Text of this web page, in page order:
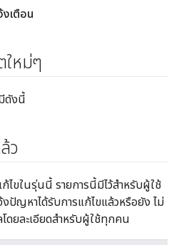
งเตือน
ใหม่ๆ
ดังนี้
ว
ไขในรุ่นนี้ รายการนี้มีไว้สำหรับผู้ใช้
ปัญหาได้รับการแก้ไขแล้วหรือยัง ไม่
ดยละเอียดสำหรับผู้ใช้ทุกคน